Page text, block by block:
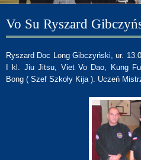
Vo Su Ryszard
Ryszard Doc Long Gibczyński, ur.
I kl. Jiu Jitsu, Viet Vo Dao, Kung
Bong ( Szef Szkoły Kija ). Uczeń